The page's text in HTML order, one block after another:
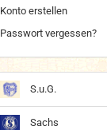
Konto erstellen
Passwort vergessen?
S.u.G.
Sachs